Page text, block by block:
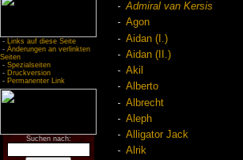
- Links auf diese Seite
- Änderungen an verlinkten
Seiten
- Spezialseiten
- Druckversion
- Permanenter Link
Suchen nach:
Admiral van Kersis
Agon
Aidan (I.)
Aidan (II.)
Akil
Alberto
Albrecht
Aleph
Alligator Jack
Alrik